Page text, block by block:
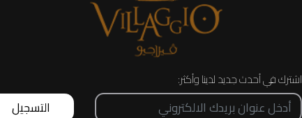
اشترك في أحدث جديد لدينا وأكثر:
التسجيل